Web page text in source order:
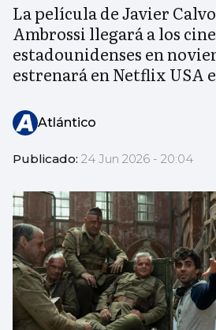
La película de Javier
Ambrossi llegará a los
estadounidenses en
estrenará en Netflix USA
Atlántico
Publicado: 24 Jun 2026 - 20:04